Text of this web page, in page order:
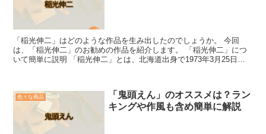
「稲光伸二」はどのような作品を生み出したのでしょうか。 今回
は、「稲光伸二」のお勧めの作品を紹介します。 「稲光伸二」につ
いて簡単に説明 「稲光伸二」とは、北海道出身で1973年3月25日生
色々な商品
「鬼頭えん」のオススメは？ラン
キングや作風も含め簡単に解説